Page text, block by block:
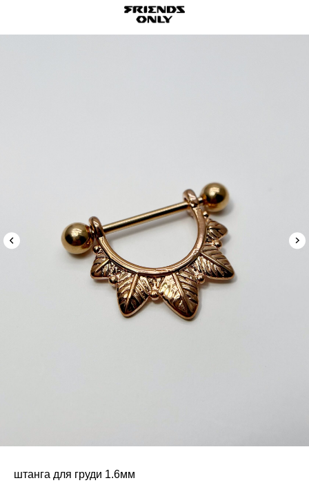
штанга для груди 1.6мм